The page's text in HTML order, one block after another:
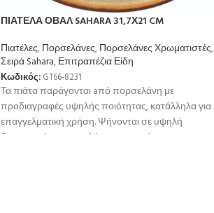
ΠΙΑΤΕΛΑ ΟΒΑΛ SAHARA 31,7Χ21 CM
Πιατέλες,Πορσελάνες,Πορσελάνες Χρωματιστές,
Σειρά Sahara,Επιτραπέζια Είδη
Κωδικός: GT66-8231
Τα πιάτα παράγονται aπό πορσελάνη με
προδιαγραφές υψηλής ποιότητας, κατάλληλα για
επαγγελματική χρήση. Ψήνονται σε υψηλή
θερμοκρσία για μεγαλύτερη αντοχή